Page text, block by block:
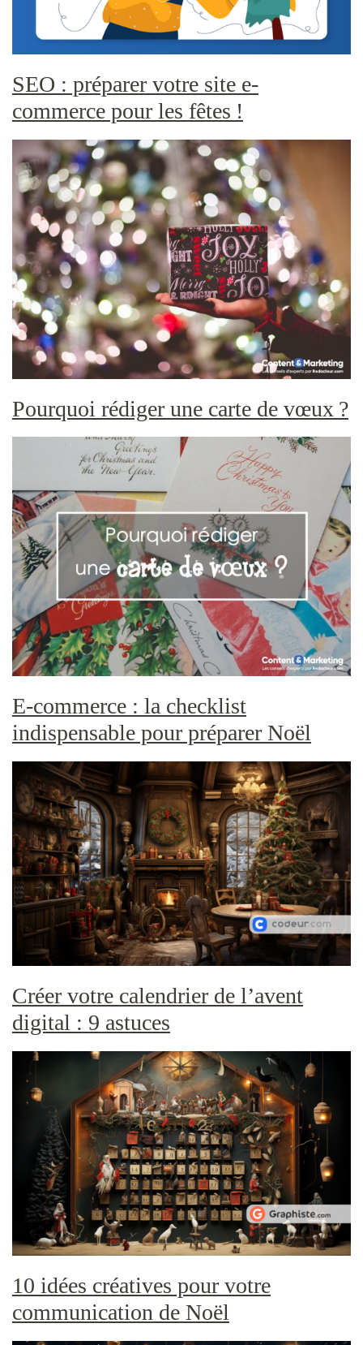
SEO : préparer votre site e-
commerce pour les fêtes !
Pourquoi rédiger une carte de vœux ?
E-commerce : la checklist
indispensable pour préparer Noël
Créer votre calendrier de l’avent
digital : 9 astuces
10 idées créatives pour votre
communication de Noël